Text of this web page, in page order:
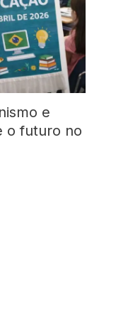
e
o futuro no